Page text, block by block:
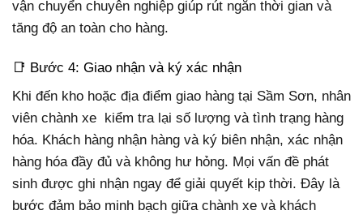
vận chuyển chuyên nghiệp giúp rút ngắn thời gian và
tăng độ an toàn cho hàng.
📑 Bước 4: Giao nhận và ký xác nhận
Khi đến kho hoặc địa điểm giao hàng tại Sầm Sơn, nhân
viên chành xe kiểm tra lại số lượng và tình trạng hàng
hóa. Khách hàng nhận hàng và ký biên nhận, xác nhận
hàng hóa đầy đủ và không hư hỏng. Mọi vấn đề phát
sinh được ghi nhận ngay để giải quyết kịp thời. Đây là
bước đảm bảo minh bạch giữa chành xe và khách